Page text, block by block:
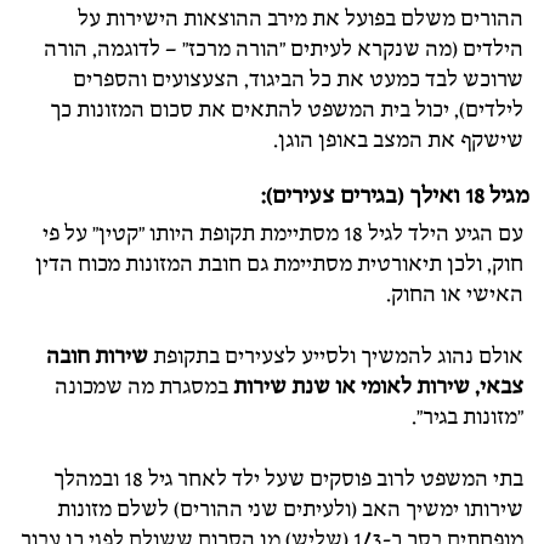
ההורים משלם בפועל את מירב ההוצאות הישירות על
הילדים (מה שנקרא לעיתים "הורה מרכז" – לדוגמה, הורה
שרוכש לבד כמעט את כל הביגוד, הצעצועים והספרים
לילדים), יכול בית המשפט להתאים את סכום המזונות כך
שישקף את המצב באופן הוגן.
מגיל 18 ואילך (בגירים צעירים):
עם הגיע הילד לגיל 18 מסתיימת תקופת היותו "קטין" על פי
חוק, ולכן תיאורטית מסתיימת גם חובת המזונות מכוח הדין
האישי או החוק.
אולם נהוג להמשיך ולסייע לצעירים בתקופתשירות חובה
צבאי, שירות לאומי או שנת שירותבמסגרת מה שמכונה
"מזונות בגיר".
בתי המשפט לרוב פוסקים שעל ילד לאחר גיל 18 ובמהלך
שירותו ימשיך האב (ולעיתים שני ההורים) לשלם מזונות